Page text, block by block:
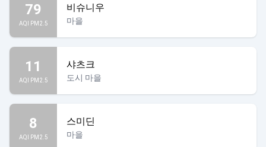
79
AQI PM2.5
비슈니우
마을
11
AQI PM2.5
샤츠크
도시 마을
8
AQI PM2.5
스미딘
마을